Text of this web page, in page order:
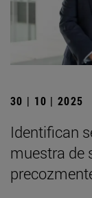
30 | 10 | 2025
Identifican
muestra de